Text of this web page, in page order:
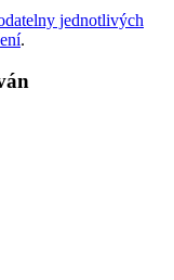
jednotlivých
.